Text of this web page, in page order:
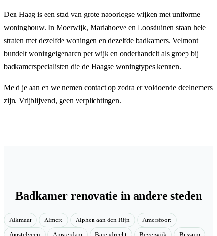
Den Haag is een stad van grote naoorlogse wijken met uniforme
woningbouw. In Moerwijk, Mariahoeve en Loosduinen staan hele
straten met dezelfde woningen en dezelfde badkamers. Velmont
bundelt woningeigenaren per wijk en onderhandelt als groep bij
badkamerspecialisten die de Haagse woningtypes kennen.
Meld je aan en we nemen contact op zodra er voldoende deelnemers
zijn. Vrijblijvend, geen verplichtingen.
Badkamer renovatie in andere steden
Alkmaar Almere Alphen aan den Rijn Amersfoort